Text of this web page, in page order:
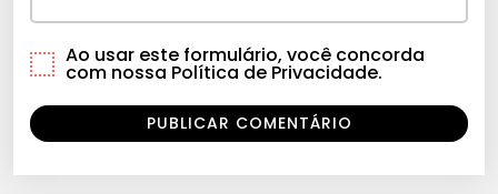
Ao usar este formulário, você concorda
com nossa Política de Privacidade.